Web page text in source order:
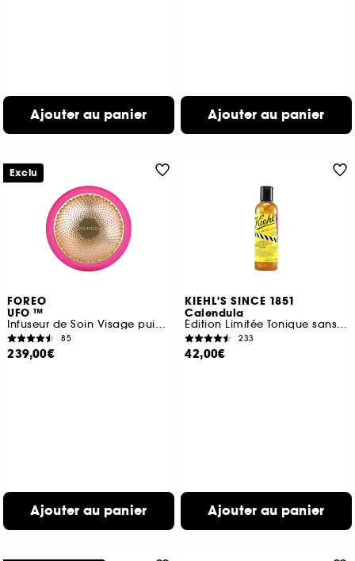
Ajouter au panier Ajouter au panier
FOREO
UFO ™
Infuseur de Soin Visage puissant
85
239,00€
Ajouter au panier
Exclu
KIEHL'S SINCE 1851
Calendula
Édition Limitée Tonique sans alcool au Calendula
233
42,00€
Ajouter au panier